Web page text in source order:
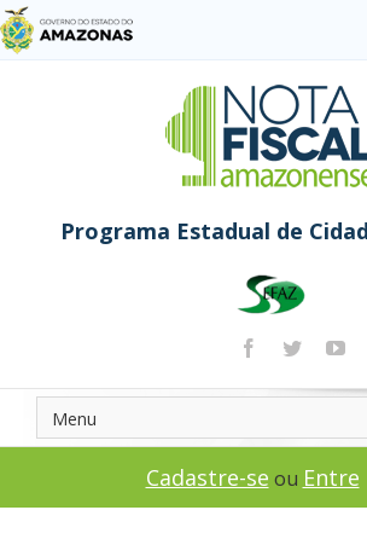
Programa Estadual de
Menu
Cadastre-se ou Entre